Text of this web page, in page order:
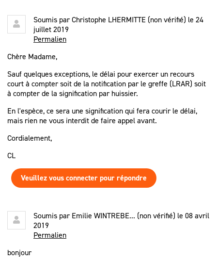
Soumis parChristophe LHERMITTE (non vérifié) le 24
juillet 2019
Permalien
Chère Madame,
Sauf quelques exceptions, le délai pour exercer un recours
court à compter soit de la notification par le greffe (LRAR) soit
à compter de la signification par huissier.
En l'espèce, ce sera une signification qui fera courir le délai,
mais rien ne vous interdit de faire appel avant.
Cordialement,
CL
Veuillez vous connecter pour répondre
Soumis parEmilie WINTREBE... (non vérifié) le 08 avril
2019
Permalien
bonjour